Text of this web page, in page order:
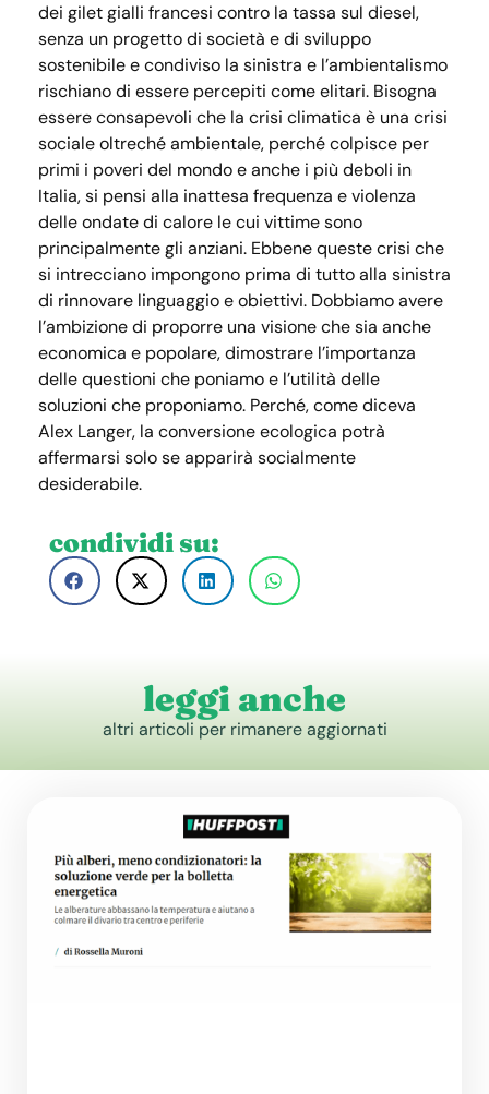
condividi su:
dei gilet gialli francesi contro la tassa sul diesel,
senza un progetto di società e di sviluppo
sostenibile e condiviso la sinistra e l’ambientalismo
rischiano di essere percepiti come elitari. Bisogna
essere consapevoli che la crisi climatica è una crisi
sociale oltreché ambientale, perché colpisce per
primi i poveri del mondo e anche i più deboli in
Italia, si pensi alla inattesa frequenza e violenza
delle ondate di calore le cui vittime sono
principalmente gli anziani. Ebbene queste crisi che
si intrecciano impongono prima di tutto alla sinistra
di rinnovare linguaggio e obiettivi. Dobbiamo avere
l’ambizione di proporre una visione che sia anche
economica e popolare, dimostrare l’importanza
delle questioni che poniamo e l’utilità delle
soluzioni che proponiamo. Perché, come diceva
Alex Langer, la conversione ecologica potrà
affermarsi solo se apparirà socialmente
desiderabile.
leggi anche
altri articoli per rimanere aggiornati